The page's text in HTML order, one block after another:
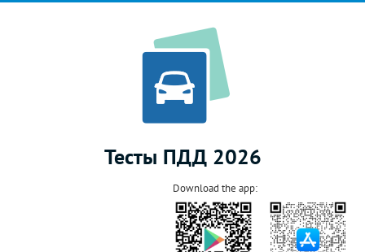
Тесты ПДД 2026
Download the app: